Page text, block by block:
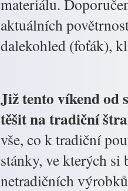
materiálu.
aktuálních
dalekohled (foťák),
Již tento víkend od
těšit na tradiční
vše, co k tradiční
stánky, ve kterých
netradičních